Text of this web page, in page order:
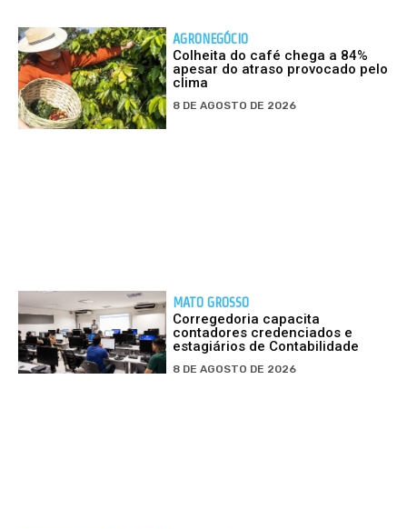
AGRONEGÓCIO
Colheita do café chega a 84%
apesar do atraso provocado pelo
clima
8 DE AGOSTO DE 2026
MATO GROSSO
Corregedoria capacita
contadores credenciados e
estagiários de Contabilidade
8 DE AGOSTO DE 2026